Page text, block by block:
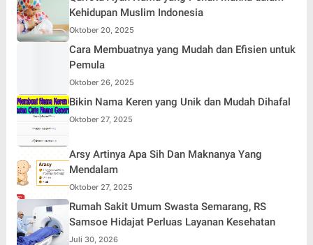
Kehidupan Muslim Indonesia
Oktober 20, 2025
Cara Membuatnya yang Mudah dan Efisien untuk
Pemula
Oktober 26, 2025
Bikin Nama Keren yang Unik dan Mudah Dihafal
Oktober 27, 2025
Arsy Artinya Apa Sih Dan Maknanya Yang
Mendalam
Oktober 27, 2025
Rumah Sakit Umum Swasta Semarang, RS
Samsoe Hidajat Perluas Layanan Kesehatan
Juli 30, 2026